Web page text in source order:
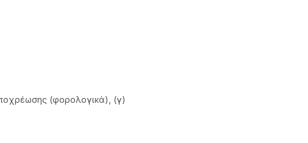
(φορολογικά), (γ)